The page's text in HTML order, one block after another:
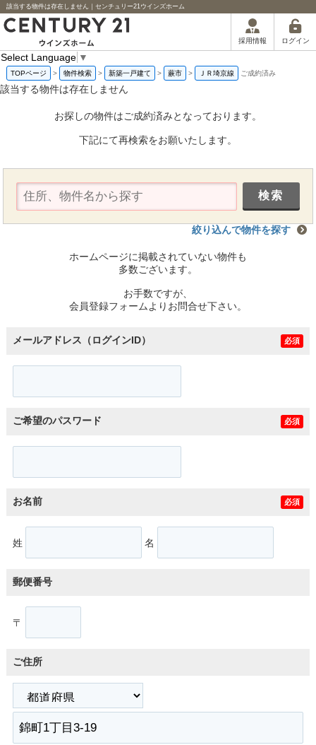
該当する物件は存在しません｜センチュリー21ウインズホーム
採用情報 ログイン
Select Language ▼
TOPページ > 物件検索 > 新築一戸建て > 蕨市 > ＪＲ埼京線 ご成約済み
該当する物件は存在しません
お探しの物件はご成約済みとなっております。
下記にて再検索をお願いたします。
絞り込んで物件を探す
ホームページに掲載されていない物件も
多数ございます。
お手数ですが、
会員登録フォームよりお問合せ下さい。
メールアドレス（ログインID） 必須
ご希望のパスワード 必須
お名前 必須
姓 名
郵便番号
〒
ご住所